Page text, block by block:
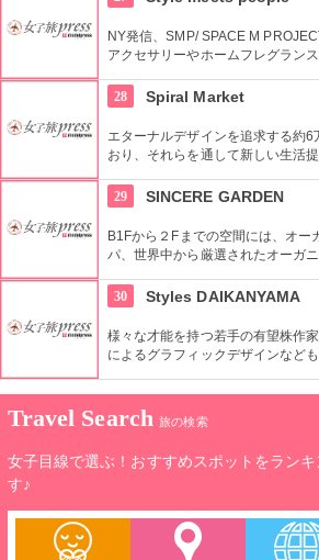
NY発信、SMP/ SPACE M
アクセサリーやホームフレグラン
デザインはデザイナーやアーティ
されたものとなっている。
28 Spiral Market
エターナルデザインを追求する約
おり、それらを通して新しい生活
利用もおすすめ。
29 SINCERE GARDEN
B1Fから２Fまでの空間には、オー
パ、世界中から厳選されたオーガ
り、心も体もリフレッシュできます
30 Styles DAIKANYAMA
様々な才能を持つ若手の有望株作
によるグラフィックデザインなど
Travel Search 旅の検索
女子目線で選ぶ！おすすめスポットをラン
す♪